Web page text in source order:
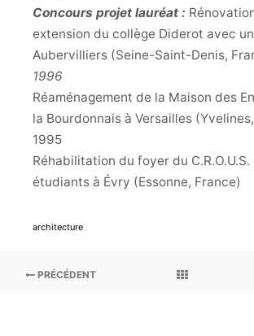
Concours projet lauréat :
extension du collège Diderot avec
Aubervilliers (Seine-Saint-Denis,
1996
Réaménagement de la Maison des
la Bourdonnais à Versailles
1995
Réhabilitation du foyer du C.R.O.U.S.
étudiants à Évry (Essonne, France)
architecture
PRÉCÉDENT